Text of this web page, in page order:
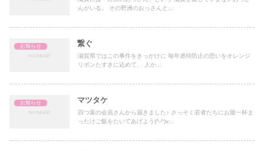
んがいる。 その野洲のおっさんと...
お知らせ 繋ぐ
滋賀県ではこの事件をきっかけに 毎年虐待防止の思いをオレンジ
リボンたすきに込めて、 人か...
お知らせ マツタケ
四つ葉の会員さんから届きました♪ さっそく若者たちにお腹一杯ま
ったけご飯をたいてあげよう(^-^)v...